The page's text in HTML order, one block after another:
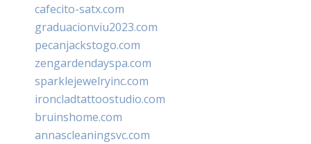
cafecito-satx.com
graduacionviu2023.com
pecanjackstogo.com
zengardendayspa.com
sparklejewelryinc.com
ironcladtattoostudio.com
bruinshome.com
annascleaningsvc.com